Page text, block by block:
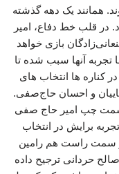
همانند یک دهه گذشته
در قلب خط دفاع، امیر
بازی خواهد
تجربه آنها سبب شده تا
کناره ها انتخاب های
و احسان حاج‌صفی.
سمت چپ امیر حاج صفی
برایش در انتخاب
در سمت راست هم رامین
حردانی ترجیح داده